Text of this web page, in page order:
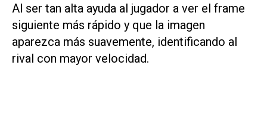
Al ser tan alta ayuda al jugador a ver el frame
siguiente más rápido y que la imagen
aparezca más suavemente, identificando al
rival con mayor velocidad.